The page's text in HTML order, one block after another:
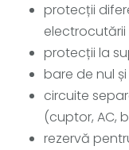
protecții
electrocutării
protecții la
bare de nul
circuite
(cuptor, AC,
rezervă